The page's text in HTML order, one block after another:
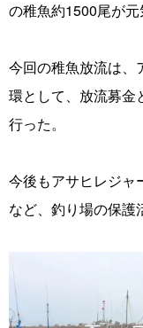
の稚魚約1500尾が元
今回の稚魚放流は、
環として、放流募金
行った。
今後もアサヒレジャ
など、釣り場の保護